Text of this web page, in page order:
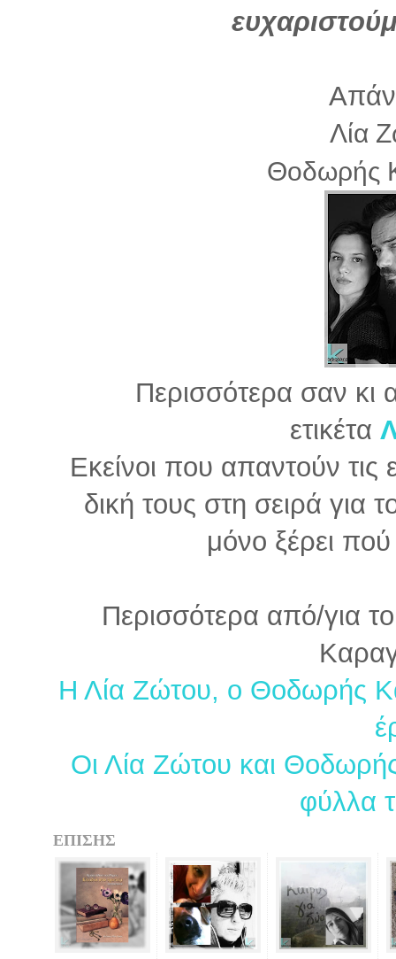
Λία
Θοδωρής
Περισσότερα σαν κι
ετικέτα
Εκείνοι που απαντούν τις
δική τους στη σειρά για
μόνο ξέρει
Περισσότερα από/για
Η Λία Ζώτου, ο Θοδωρής
Οι Λία Ζώτου και
φύλλα
ΕΠΙΣΗΣ